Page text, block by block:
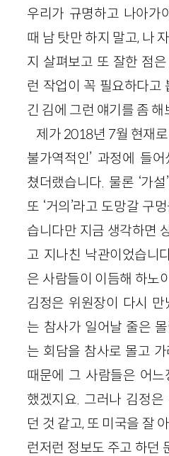
우리가 규명하고 나아가
때 남 탓만 하지 말고, 나
지 살펴보고 또 잘한 점
런 작업이 꼭 필요하다고
긴 김에 그런 얘기를 좀 해
제가 2018년 7월 현재
불가역적인’ 과정에 들
쳤더랬습니다. 물론 ‘가
또 ‘거의’라고 도망갈 구
습니다만 지금 생각하면
고 지나친 낙관이었습니
은 사람들이 이듬해 하노
김정은 위원장이 다시
는 참사가 일어날 줄은
는 회담을 참사로 몰고
때문에 그 사람들은 어
했겠지요. 그러나 김정
던 것 같고, 또 미국을 잘
런저런 정보도 주고 하던